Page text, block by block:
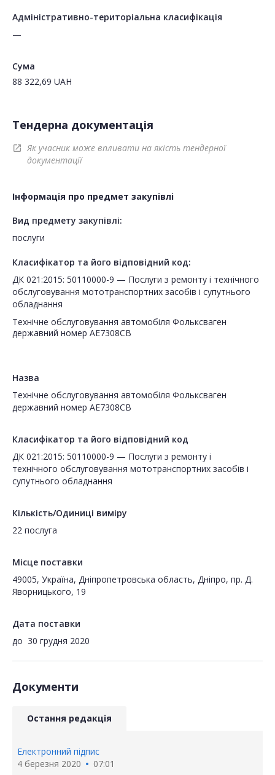
Адміністративно-територіальна класифікація
—
Сума
88 322,69 UAH
Тендерна документація
open_in_new
Як учасник може впливати на якість тендерної
документації
Інформація про предмет закупівлі
Вид предмету закупівлі:
послуги
Класифікатор та його відповідний код:
ДК 021:2015: 50110000-9 — Послуги з ремонту і технічного
обслуговування мототранспортних засобів і супутнього
обладнання
Технічне обслуговування автомобіля Фольксваген
державний номер АЕ7308СВ
Назва
Технічне обслуговування автомобіля Фольксваген
державний номер АЕ7308СВ
Класифікатор та його відповідний код
ДК 021:2015: 50110000-9 — Послуги з ремонту і
технічного обслуговування мототранспортних засобів і
супутнього обладнання
Кількість/Одиниці виміру
22 послуга
Місце поставки
49005, Україна, Дніпропетровська область, Дніпро, пр. Д.
Яворницького, 19
Дата поставки
до 30 грудня 2020
Документи
Остання редакція
Електронний підпис
4 березня 2020
07:01